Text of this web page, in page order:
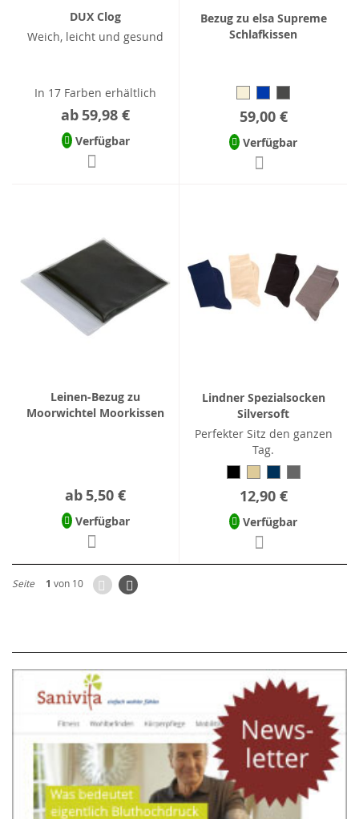
DUX Clog
Weich, leicht und gesund
In 17 Farben erhältlich
ab 59,98 €
Verfügbar
Bezug zu elsa Supreme
Schlafkissen
59,00 €
Verfügbar
Leinen-Bezug zu
Moorwichtel Moorkissen
ab 5,50 €
Verfügbar
Lindner Spezialsocken
Silversoft
Perfekter Sitz den ganzen
Tag.
12,90 €
Verfügbar
Seite 1 von 10 ZurückSeite
Weiter